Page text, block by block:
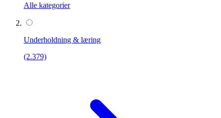
Alle kategorier
Underholdning & læring
(2.379)